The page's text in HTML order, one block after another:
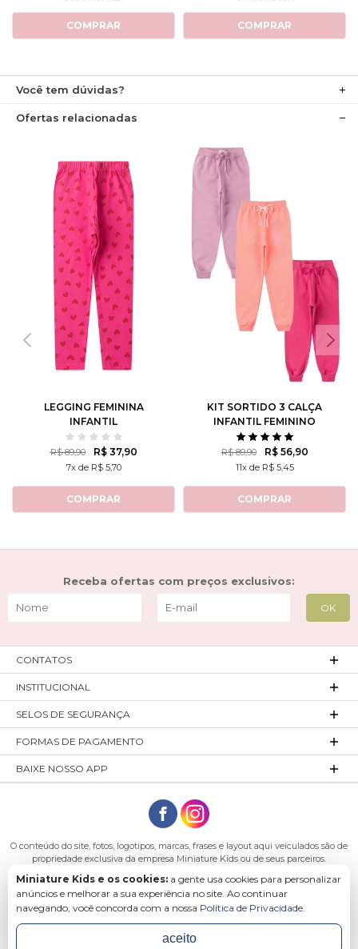
COMPRAR COMPRAR
Você tem dúvidas?
Ofertas relacionadas
LEGGING FEMININA
INFANTIL
CORAÇÕEZINHOS
R$ 89,90 R$ 37,90
7x de R$ 5,70
COMPRAR
KIT SORTIDO 3 CALÇA
INFANTIL FEMININO
R$ 89,90 R$ 56,90
11x de R$ 5,45
COMPRAR
Receba ofertas com preços exclusivos:
CONTATOS
INSTITUCIONAL
SELOS DE SEGURANÇA
FORMAS DE PAGAMENTO
BAIXE NOSSO APP
O conteúdo do site, fotos, logotipos, marcas, frases e layout aqui veiculados são de
propriedade exclusiva da empresa Miniature Kids ou de seus parceiros.
Todos os direitos reservados. Platinum Indústria de Confecções LTDA - CNPJ:
27.180.131/0001-54 Endereço: Rod. Ivo Silveira, n° 7505 - Bateias, Gaspar - SC, 89113-
040
Miniature Kids e os cookies: a gente usa cookies para personalizar
anúncios e melhorar a sua experiência no site. Ao continuar
navegando, você concorda com a nossa Política de Privacidade.
aceito